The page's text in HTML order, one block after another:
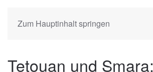
Zum Hauptinhalt springen
Tetouan und Smara: